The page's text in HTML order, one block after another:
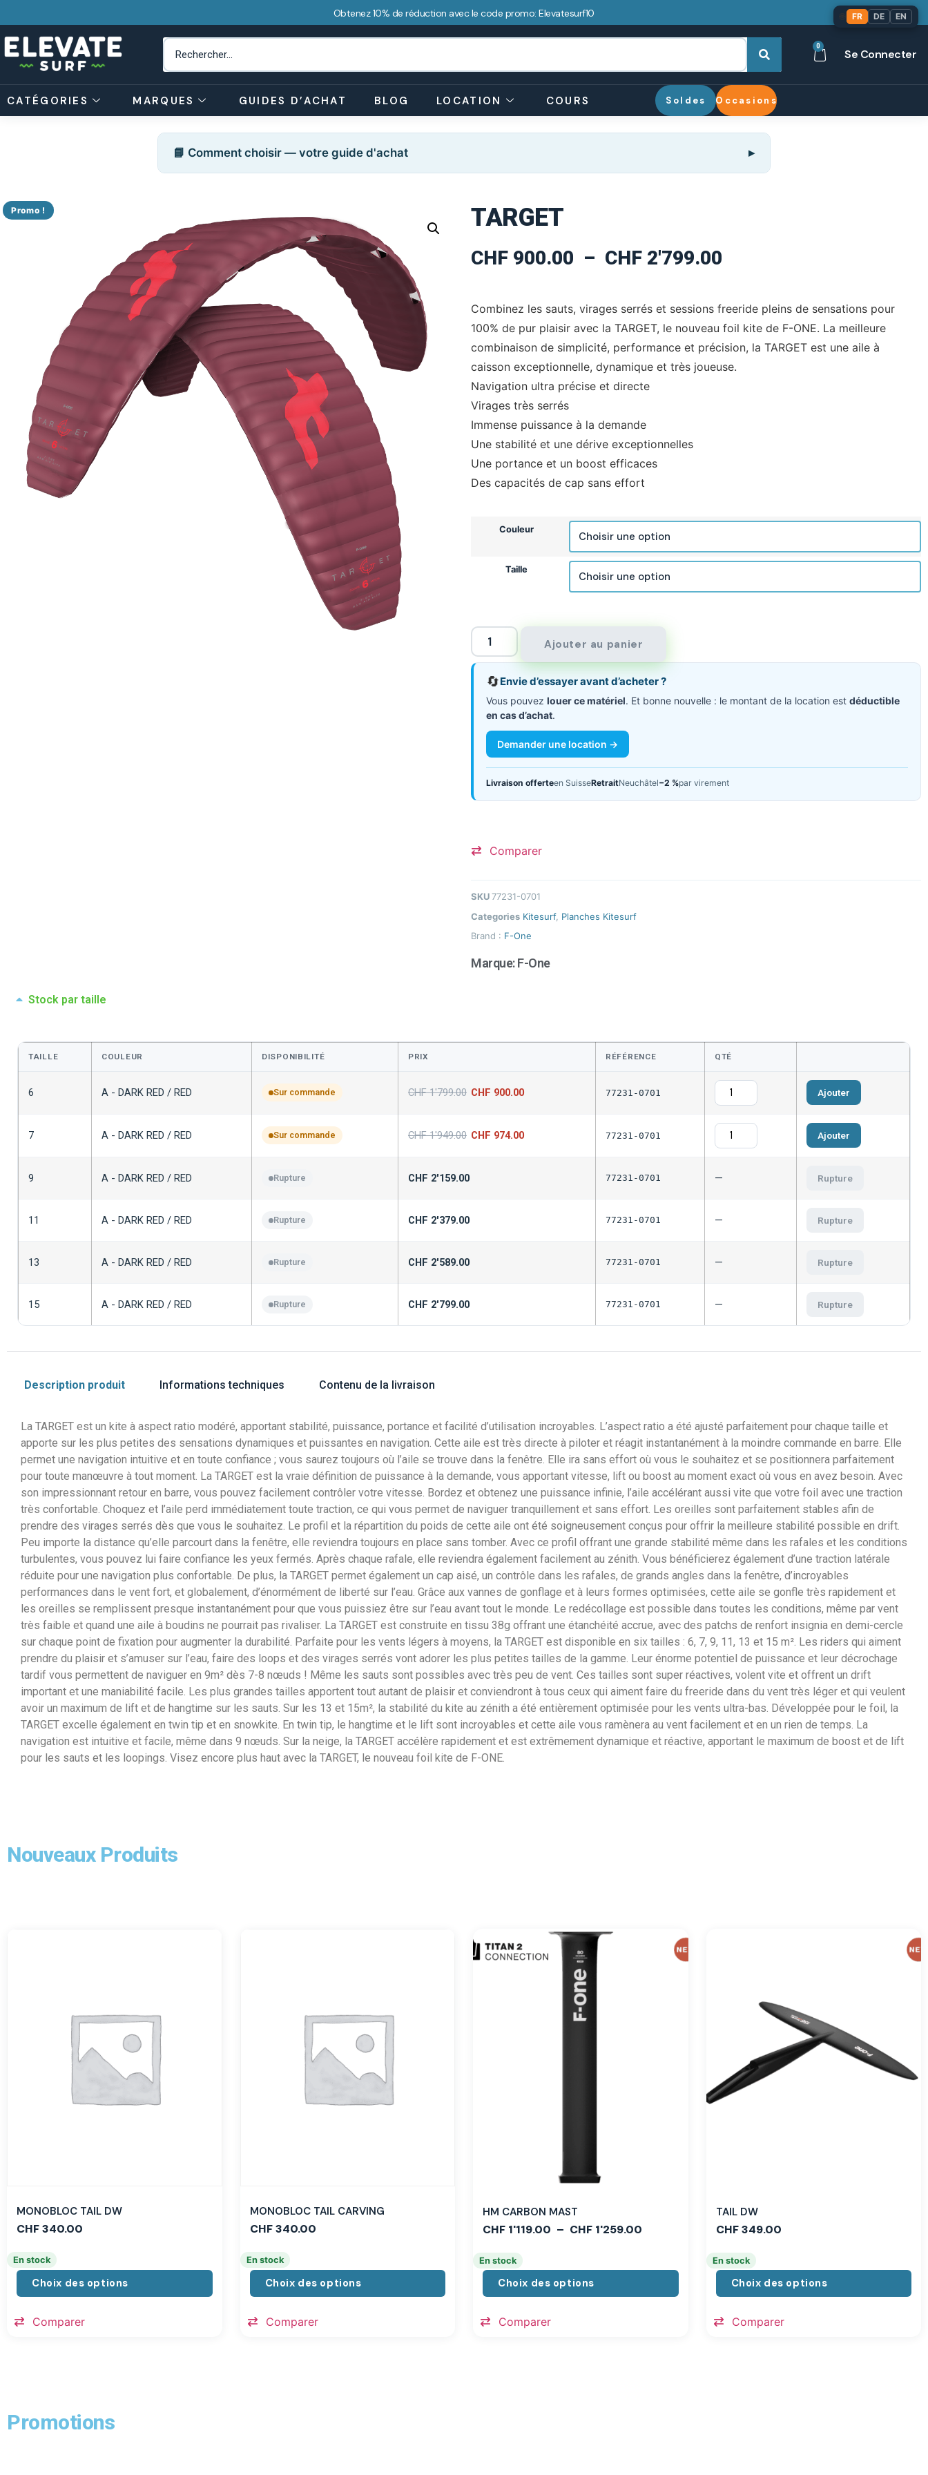
Obtenez 10% de réduction avec le code promo: Elevatesurf10
0
Se Connecter
CATÉGORIES MARQUES GUIDES D’ACHAT BLOG LOCATION COURS Soldes Occasions
📘 Comment choisir — votre guide d'achat
Promo ! TARGET
CHF 900.00 – CHF 2'799.00
Combinez les sauts, virages serrés et sessions freeride pleins de sensations pour
100% de pur plaisir avec la TARGET, le nouveau foil kite de F-ONE. La meilleure
combinaison de simplicité, performance et précision, la TARGET est une aile à
caisson exceptionnelle, dynamique et très joueuse.
Navigation ultra précise et directe
Virages très serrés
Immense puissance à la demande
Une stabilité et une dérive exceptionnelles
Une portance et un boost efficaces
Des capacités de cap sans effort
Couleur
Taille
Ajouter au panier
🔄Envie d’essayer avant d’acheter ?
Vous pouvez louer ce matériel. Et bonne nouvelle : le montant de la location est déductible
en cas d’achat.
Demander une location →
Livraison offerteen SuisseRetraitNeuchâtel−2 %par virement
Comparer
SKU 77231-0701
Categories Kitesurf, Planches Kitesurf
Brand : F-One
Marque:F-One
Stock par taille
TAILLE COULEUR DISPONIBILITÉ PRIX RÉFÉRENCE QTÉ
6 A - DARK RED / RED Sur commande CHF1'799.00 CHF 900.00 77231-0701 Ajouter
7 A - DARK RED / RED Sur commande CHF1'949.00 CHF 974.00 77231-0701 Ajouter
9 A - DARK RED / RED Rupture CHF 2'159.00 77231-0701 — Rupture
11 A - DARK RED / RED Rupture CHF 2'379.00 77231-0701 — Rupture
13 A - DARK RED / RED Rupture CHF 2'589.00 77231-0701 — Rupture
15 A - DARK RED / RED Rupture CHF 2'799.00 77231-0701 — Rupture
Description produit Informations techniques Contenu de la livraison
La TARGET est un kite à aspect ratio modéré, apportant stabilité, puissance, portance et facilité d’utilisation incroyables. L’aspect ratio a été ajusté parfaitement pour chaque taille et
apporte sur les plus petites des sensations dynamiques et puissantes en navigation. Cette aile est très directe à piloter et réagit instantanément à la moindre commande en barre. Elle
permet une navigation intuitive et en toute confiance ; vous saurez toujours où l’aile se trouve dans la fenêtre. Elle ira sans effort où vous le souhaitez et se positionnera parfaitement
pour toute manœuvre à tout moment. La TARGET est la vraie définition de puissance à la demande, vous apportant vitesse, lift ou boost au moment exact où vous en avez besoin. Avec
son impressionnant retour en barre, vous pouvez facilement contrôler votre vitesse. Bordez et obtenez une puissance infinie, l’aile accélérant aussi vite que votre foil avec une traction
très confortable. Choquez et l’aile perd immédiatement toute traction, ce qui vous permet de naviguer tranquillement et sans effort. Les oreilles sont parfaitement stables afin de
prendre des virages serrés dès que vous le souhaitez. Le profil et la répartition du poids de cette aile ont été soigneusement conçus pour offrir la meilleure stabilité possible en drift.
Peu importe la distance qu’elle parcourt dans la fenêtre, elle reviendra toujours en place sans tomber. Avec ce profil offrant une grande stabilité même dans les rafales et les conditions
turbulentes, vous pouvez lui faire confiance les yeux fermés. Après chaque rafale, elle reviendra également facilement au zénith. Vous bénéficierez également d’une traction latérale
réduite pour une navigation plus confortable. De plus, la TARGET permet également un cap aisé, un contrôle dans les rafales, de grands angles dans la fenêtre, d’incroyables
performances dans le vent fort, et globalement, d’énormément de liberté sur l’eau. Grâce aux vannes de gonflage et à leurs formes optimisées, cette aile se gonfle très rapidement et
les oreilles se remplissent presque instantanément pour que vous puissiez être sur l’eau avant tout le monde. Le redécollage est possible dans toutes les conditions, même par vent
très faible et quand une aile à boudins ne pourrait pas rivaliser. La TARGET est construite en tissu 38g offrant une étanchéité accrue, avec des patchs de renfort insignia en demi-cercle
sur chaque point de fixation pour augmenter la durabilité. Parfaite pour les vents légers à moyens, la TARGET est disponible en six tailles : 6, 7, 9, 11, 13 et 15 m². Les riders qui aiment
prendre du plaisir et s’amuser sur l’eau, faire des loops et des virages serrés vont adorer les plus petites tailles de la gamme. Leur énorme potentiel de puissance et leur décrochage
tardif vous permettent de naviguer en 9m² dès 7-8 nœuds ! Même les sauts sont possibles avec très peu de vent. Ces tailles sont super réactives, volent vite et offrent un drift
important et une maniabilité facile. Les plus grandes tailles apportent tout autant de plaisir et conviendront à tous ceux qui aiment faire du freeride dans du vent très léger et qui veulent
avoir un maximum de lift et de hangtime sur les sauts. Sur les 13 et 15m², la stabilité du kite au zénith a été entièrement optimisée pour les vents ultra-bas. Développée pour le foil, la
TARGET excelle également en twin tip et en snowkite. En twin tip, le hangtime et le lift sont incroyables et cette aile vous ramènera au vent facilement et en un rien de temps. La
navigation est intuitive et facile, même dans 9 nœuds. Sur la neige, la TARGET accélère rapidement et est extrêmement dynamique et réactive, apportant le maximum de boost et de lift
pour les sauts et les loopings. Visez encore plus haut avec la TARGET, le nouveau foil kite de F-ONE.
Nouveaux Produits
MONOBLOC TAIL DW
CHF340.00
En stock
Choix des options
Comparer
MONOBLOC TAIL CARVING
CHF340.00
En stock
Choix des options
Comparer
HM CARBON MAST
CHF 1'119.00 – CHF 1'259.00
En stock
Choix des options
Comparer
TAIL DW
CHF349.00
En stock
Choix des options
Comparer
Promotions
FR DE EN